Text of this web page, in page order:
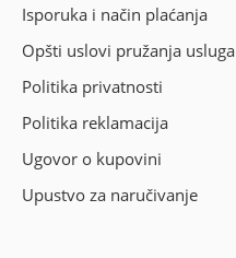
Isporuka i način plaćanja
Opšti uslovi pružanja usluga
Politika privatnosti
Politika reklamacija
Ugovor o kupovini
Upustvo za naručivanje